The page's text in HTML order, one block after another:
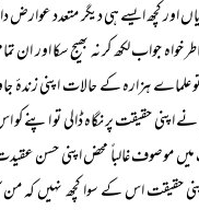
اور کچھ ایسے ہی دیگر متعدد عوارض
خواہ جواب لکھ کر نہ بھیج سکا اور ان
ہزارہ کے حالات اپنی زندۂ
اپنی حقیقت پر نگاہ ڈالی تو اپنے
موصوف غالباً محض اپنی حسن
حقیقت اس کے سوا کچھ نہیں